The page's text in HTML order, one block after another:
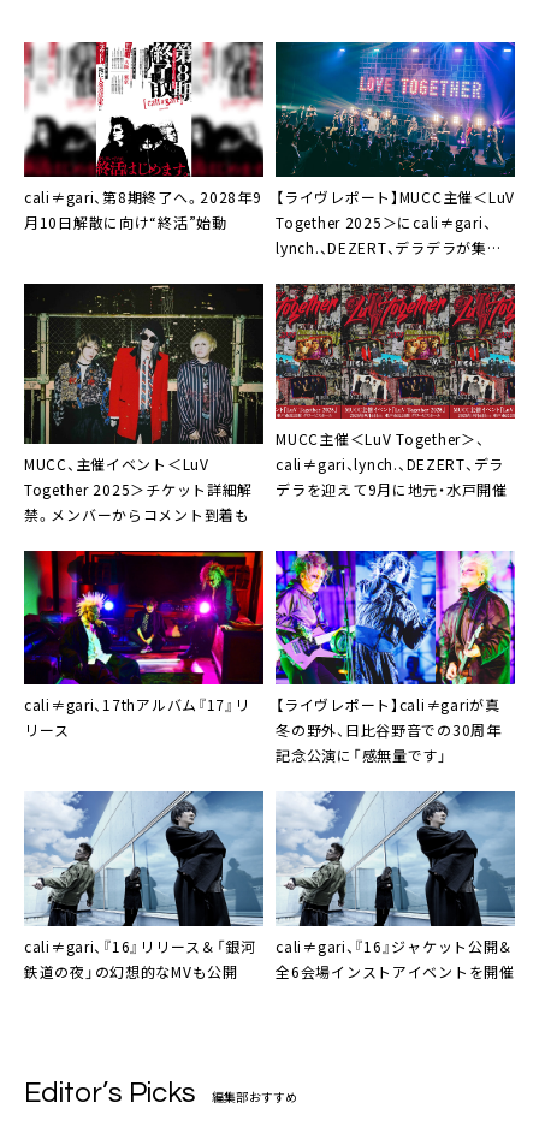
cali≠gari、第8期終了へ。2028年9
月10日解散に向け“終活”始動
【ライヴレポート】MUCC主催＜LuV
Together 2025＞にcali≠gari、
lynch.、DEZERT、デラデラが集結
ださい」
MUCC、主催イベント＜LuV
Together 2025＞チケット詳細解
禁。メンバーからコメント到着も
MUCC主催＜LuV Together＞、
cali≠gari、lynch.、DEZERT、デラ
デラを迎えて9月に地元・水戸開催
cali≠gari、17thアルバム『17』リ
リース
【ライヴレポート】cali≠gariが真
冬の野外、日比谷野音での30周年
記念公演に「感無量です」
cali≠gari、『16』リリース＆「銀河
鉄道の夜」の幻想的なMVも公開
cali≠gari、『16』ジャケット公開＆
全6会場インストアイベントを開催
Editor’s Picks 編集部おすすめ